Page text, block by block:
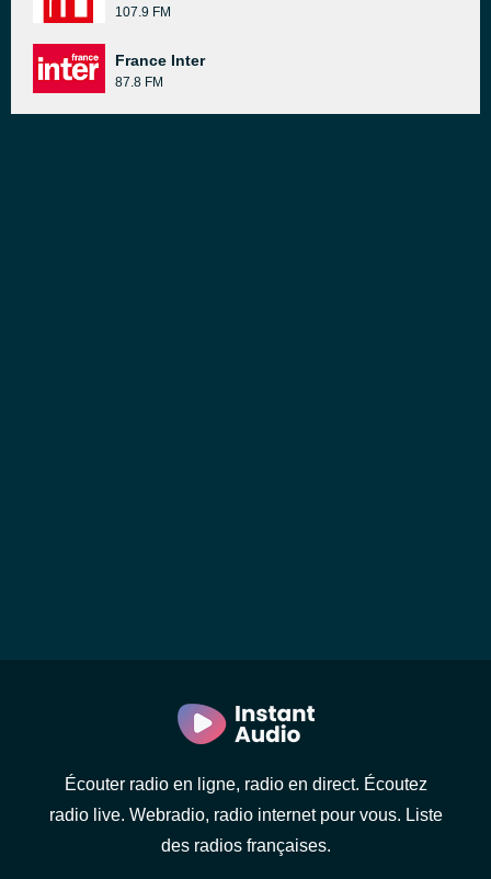
107.9 FM
France Inter
87.8 FM
Écouter radio en ligne, radio en direct. Écoutez
radio live. Webradio, radio internet pour vous. Liste
des radios françaises.